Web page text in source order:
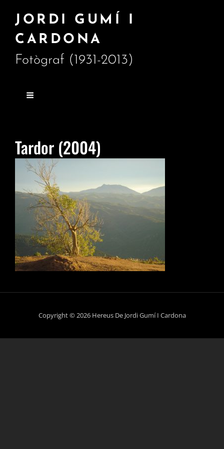
JORDI GUMÍ I
CARDONA
Fotògraf (1931-2013)
Tardor (2004)
Copyright © 2026 Hereus De Jordi Gumí I Cardona